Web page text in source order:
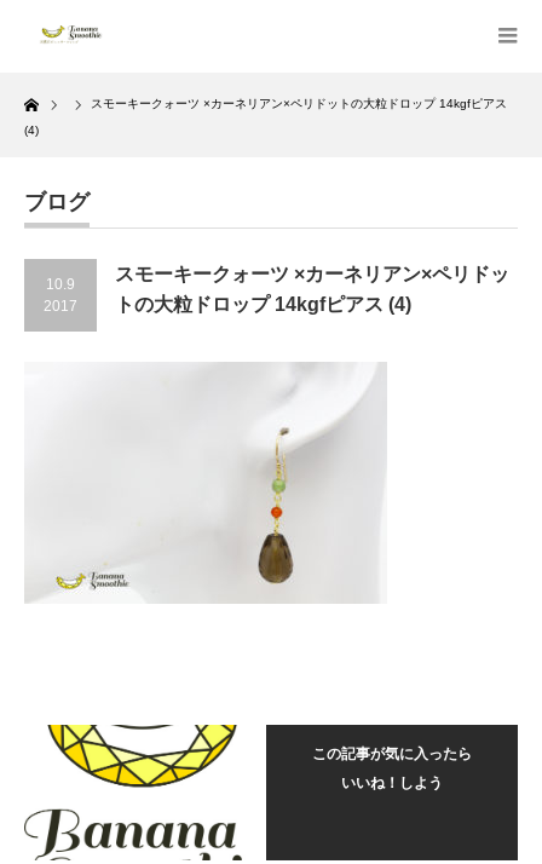
Home
スモーキークォーツ ×カーネリアン×ペリドットの大粒ドロップ 14kgfピアス
(4)
ブログ
10.9
2017
スモーキークォーツ ×カーネリアン×ペリドッ
トの大粒ドロップ 14kgfピアス (4)
この記事が気に入ったら
いいね！しよう